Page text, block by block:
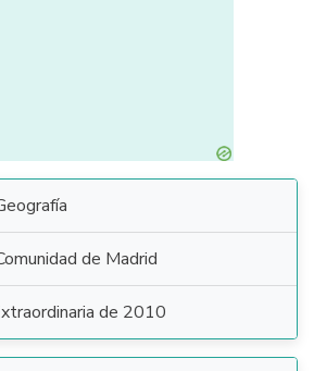
de Madrid
de 2010